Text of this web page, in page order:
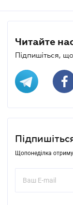
Читайте
Підпишіться,
Щопонеділка